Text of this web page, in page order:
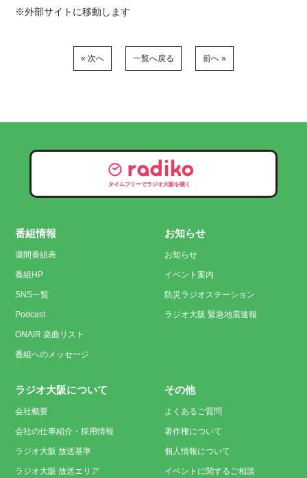
※外部サイトに移動します
« 次へ 一覧へ戻る 前へ »
タイムフリーでラジオ大阪を聴く
番組情報
週間番組表
番組HP
SNS一覧
Podcast
ONAIR 楽曲リスト
番組へのメッセージ
お知らせ
お知らせ
イベント案内
防災ラジオステーション
ラジオ大阪 緊急地震速報
ラジオ大阪について
会社概要
会社の仕事紹介・採用情報
ラジオ大阪 放送基準
ラジオ大阪 放送エリア
その他
よくあるご質問
著作権について
個人情報について
イベントに関するご相談